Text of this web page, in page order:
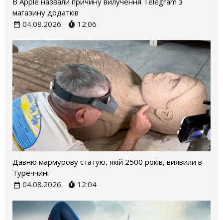
магазину додатків
04.08.2026
12:06
Давню мармурову статую, якій 2500 років, виявили в
Туреччині
04.08.2026
12:04